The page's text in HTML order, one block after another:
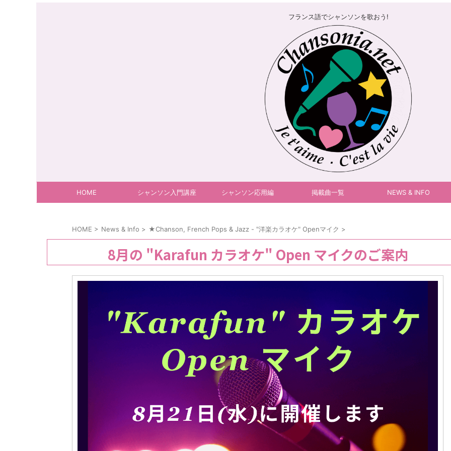
フランス語でシャンソンを歌おう!
HOME シャンソン入門講座 シャンソン応用編 掲載曲一覧 NEWS & INFO
HOME > News & Info > ★Chanson, French Pops & Jazz - "洋楽カラオケ" Openマイク >
8月の "Karafun カラオケ" Open マイクのご案内